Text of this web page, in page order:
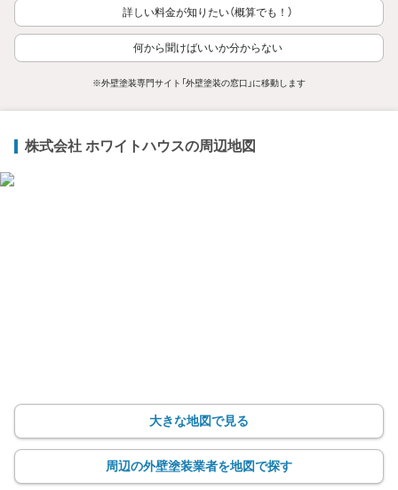
詳しい料金が知りたい（概算でも！）
何から聞けばいいか分からない
※外壁塗装専門サイト「外壁塗装の窓口」に移動します
株式会社 ホワイトハウスの周辺地図
大きな地図で見る
周辺の外壁塗装業者を地図で探す